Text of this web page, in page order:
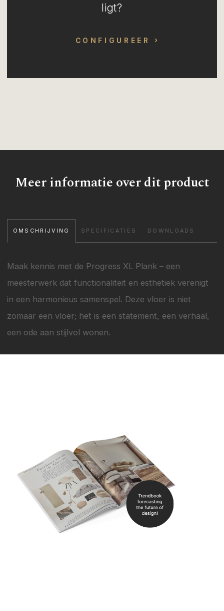
ligt?
CONFIGUREER
Meer informatie over dit product
OMSCHRIJVING SPECIFICATIES DOWNLOADS
Maak kennis met de Progress XL Plank – een
meesterwerk dat functionaliteit en esthetiek verenigt
in een harmonieus samenspel. Deze vloer is niet
zomaar een vloer; het is een statement, een verhaal,
een ode aan stijlvol wonen.